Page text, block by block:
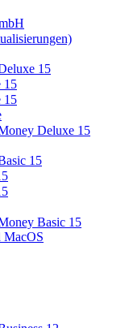
15
15
15
Deluxe 15
15
Basic 15
MacOS